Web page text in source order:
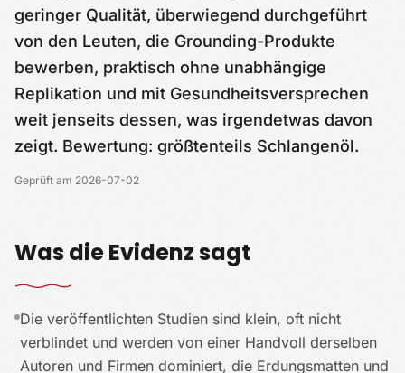
geringer Qualität, überwiegend durchgeführt
von den Leuten, die Grounding-Produkte
bewerben, praktisch ohne unabhängige
Replikation und mit Gesundheitsversprechen
weit jenseits dessen, was irgendetwas davon
zeigt. Bewertung: größtenteils Schlangenöl.
Geprüft am 2026-07-02
Was die Evidenz sagt
Die veröffentlichten Studien sind klein, oft nicht
verblindet und werden von einer Handvoll derselben
Autoren und Firmen dominiert, die Erdungsmatten und